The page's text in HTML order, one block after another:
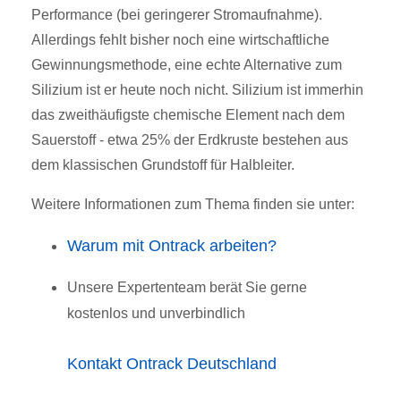
Performance (bei geringerer Stromaufnahme).
Allerdings fehlt bisher noch eine wirtschaftliche
Gewinnungsmethode, eine echte Alternative zum
Silizium ist er heute noch nicht. Silizium ist immerhin
das zweithäufigste chemische Element nach dem
Sauerstoff - etwa 25% der Erdkruste bestehen aus
dem klassischen Grundstoff für Halbleiter.
Weitere Informationen zum Thema finden sie unter:
Warum mit Ontrack arbeiten?
Unsere Expertenteam berät Sie gerne
kostenlos und unverbindlich
Kontakt Ontrack Deutschland